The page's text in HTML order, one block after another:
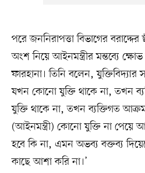
পরে জননিরাপত্তা বিভাগের
অংশ নিয়ে আইনমন্ত্রীর মন্তব্যে
ফারহানা। তিনি বলেন, যুক্তিবিদ্যার
যখন কোনো যুক্তি থাকে না, তখন
যুক্তি থাকে না, তখন ব্যক্তিগত
(আইনমন্ত্রী) কোনো যুক্তি না
হবে কি না, এমন অভব্য বক্তব্য
কাছে আশা করি না।’